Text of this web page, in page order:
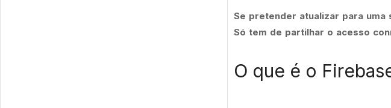
Se pretender atualizar para
Só tem de partilhar o acesso
O que é o